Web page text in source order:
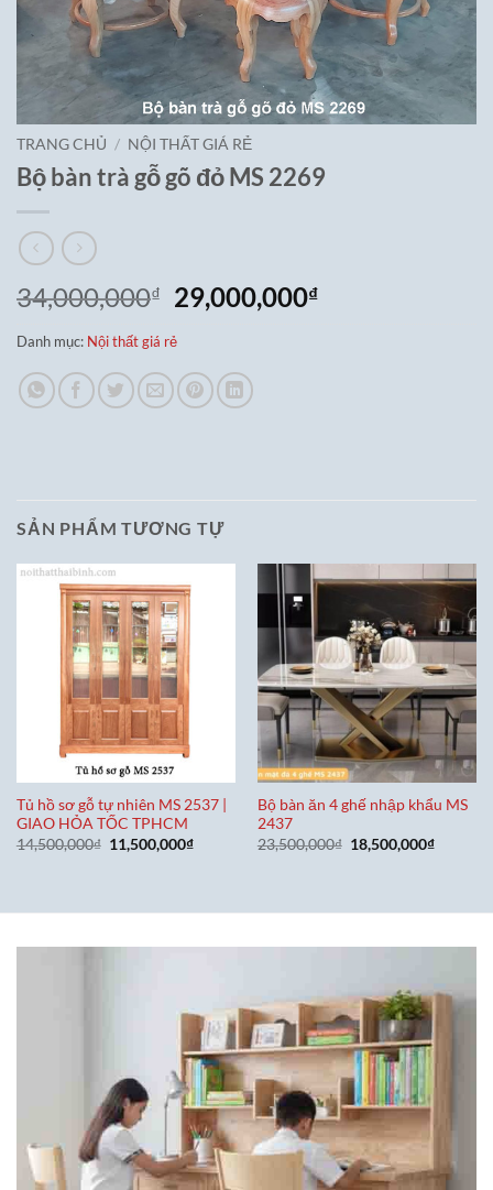
TRANG CHỦ / NỘI THẤT GIÁ RẺ
Bộ bàn trà gỗ gõ đỏ MS 2269
34,000,000₫
Giá
gốc
là:
34,000,000₫.
29,000,000₫Giá
Danh mục: Nội thất giá rẻ
SẢN PHẨM TƯƠNG TỰ
Tủ hồ sơ gỗ tự nhiên MS 2537 |
GIAO HỎA TỐC TPHCM
14,500,000₫ Giá
gốc
11,500,000₫Giá
Bộ bàn ăn 4 ghế nhập khẩu MS
2437
23,500,000₫ Giá
gốc
18,500,000₫Giá